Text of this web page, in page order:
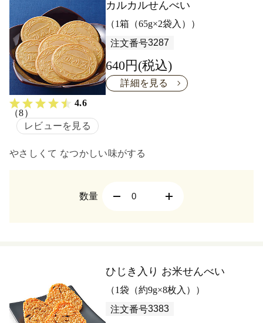
4.6
（8）
レビューを見る
カルカルせんべい
（1箱（65g×2袋入））
注文番号3287
640円(税込)
詳細を見る
やさしくて なつかしい味がする
数量
ひじき入り お米せんべい
（1袋（約9g×8枚入））
注文番号3383